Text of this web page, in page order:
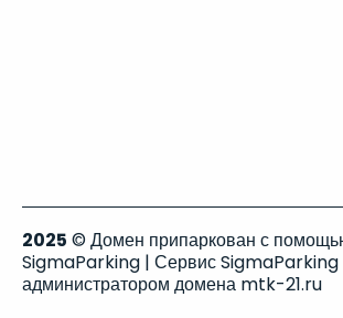
2025 © Домен припаркован с
SigmaParking | Сервис SigmaParking
администратором домена mtk-21.ru